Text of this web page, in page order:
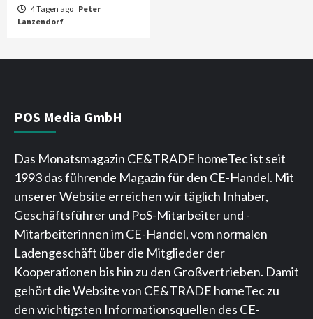
4 Tagen ago Peter
Lanzendorf
POS Media GmbH
Das Monatsmagazin CE&TRADE homeTec ist seit
1993 das führende Magazin für den CE-Handel. Mit
unserer Website erreichen wir täglich Inhaber,
Geschäftsführer und PoS-Mitarbeiter und -
Mitarbeiterinnen im CE-Handel, vom normalen
Ladengeschäft über die Mitglieder der
Kooperationen bis hin zu den Großvertrieben. Damit
gehört die Website von CE&TRADE homeTec zu
den wichtigsten Informationsquellen des CE-